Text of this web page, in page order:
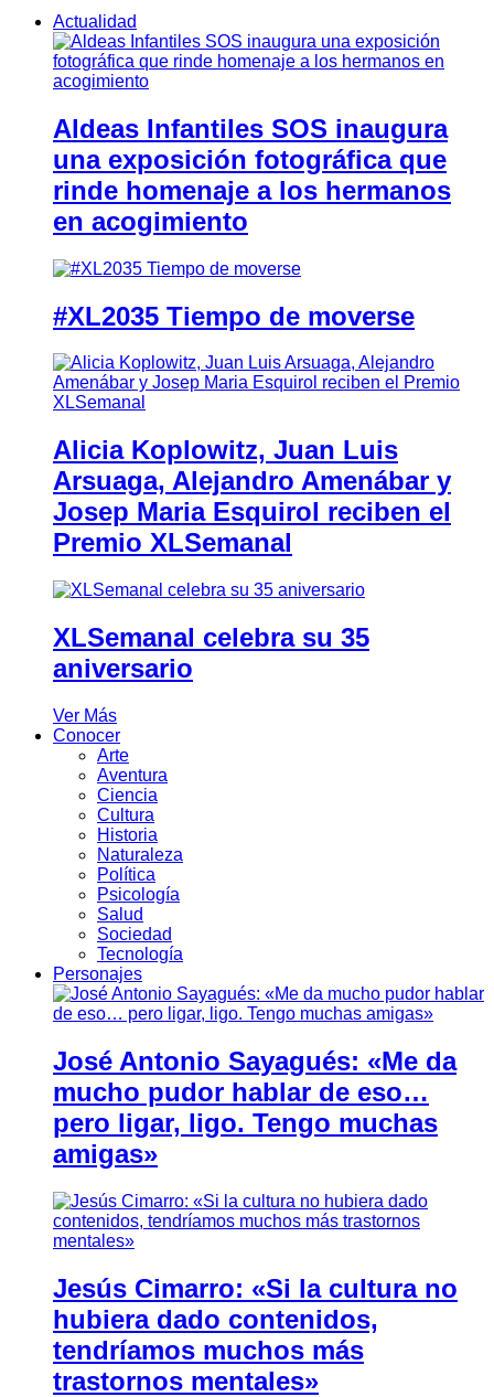
Actualidad
Aldeas Infantiles SOS inaugura
una exposición fotográfica que
rinde homenaje a los hermanos
en acogimiento
#XL2035 Tiempo de moverse
Alicia Koplowitz, Juan Luis
Arsuaga, Alejandro Amenábar y
Josep Maria Esquirol reciben el
Premio XLSemanal
XLSemanal celebra su 35
aniversario
Ver Más
Conocer
Arte
Aventura
Ciencia
Cultura
Historia
Naturaleza
Política
Psicología
Salud
Sociedad
Tecnología
Personajes
José Antonio Sayagués: «Me da
mucho pudor hablar de eso…
pero ligar, ligo. Tengo muchas
amigas»
Jesús Cimarro: «Si la cultura no
hubiera dado contenidos,
tendríamos muchos más
trastornos mentales»